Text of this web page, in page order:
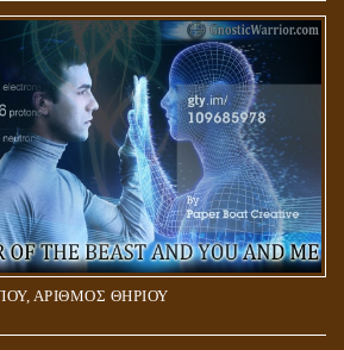
ΑΡΙΘΜΟΣ ΘΗΡΙΟΥ